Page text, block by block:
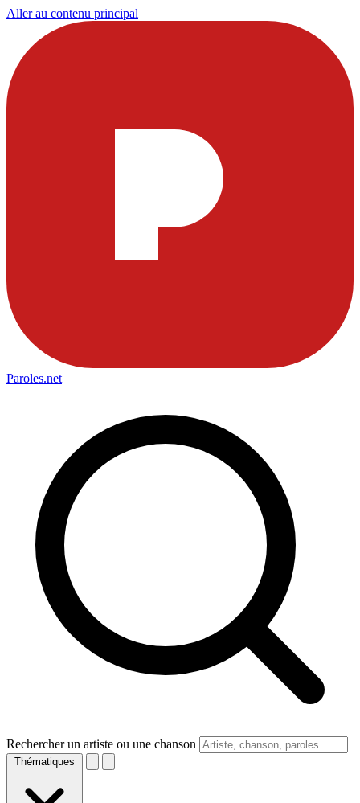
Aller au contenu principal
Paroles.net
Rechercher un artiste ou une chanson
Thématiques